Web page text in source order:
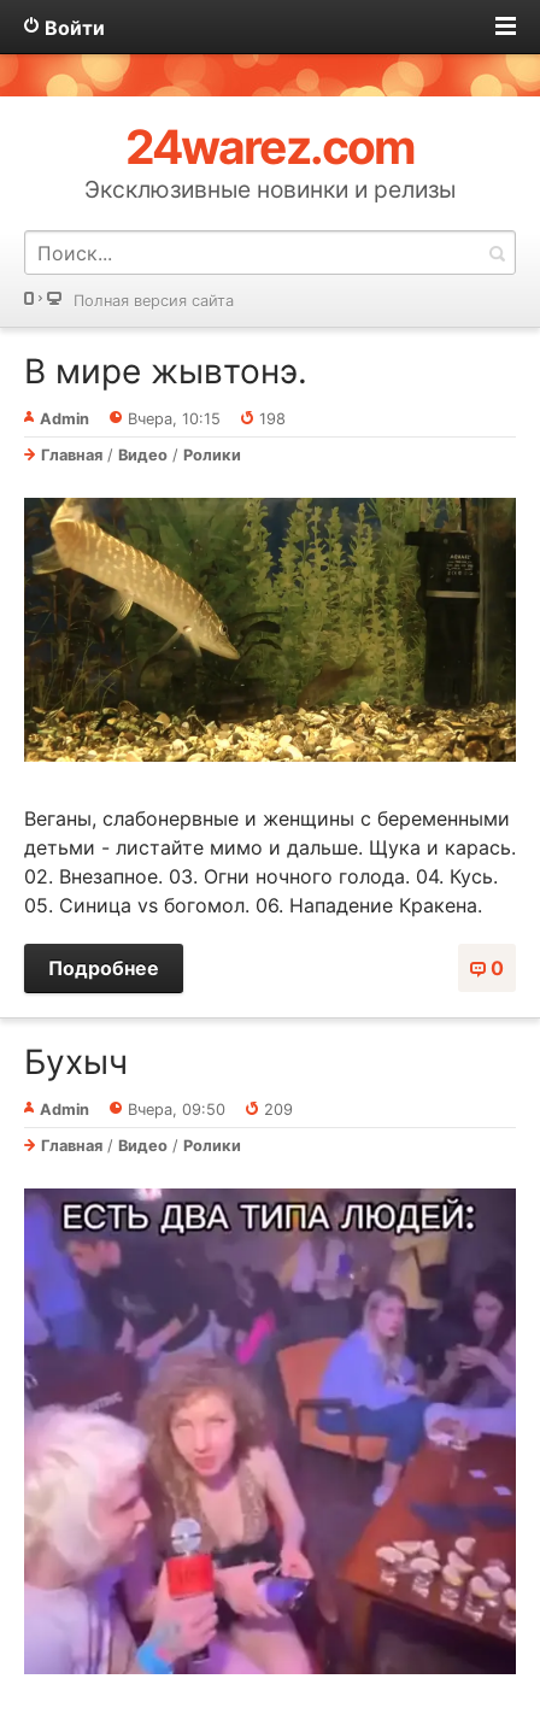
Войти
24warez.com
Эксклюзивные новинки и релизы
Полная версия сайта
В мире жывтонэ.
Admin Вчера, 10:15
198
Главная / Видео / Ролики
Веганы, слабонервные и женщины с беременными
детьми - листайте мимо и дальше. Щука и карась.
02. Внезапное. 03. Огни ночного голода. 04. Кусь.
05. Синица vs богомол. 06. Нападение Кракена.
0
Подробнее
Бухыч⁠⁠
Admin Вчера, 09:50
209
Главная / Видео / Ролики